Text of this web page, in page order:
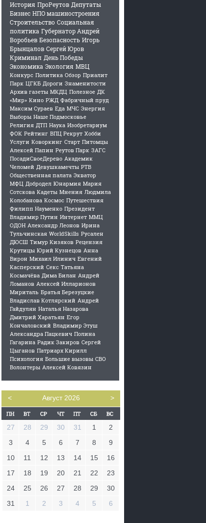
История ПроРеутов Депутаты
Бизнес НПО машиностроения
Строительство Социальная
политика Губернатор Андрей
Воробьев Безопасность Игорь
Брынцалов Сергей Юров
Криминал День Победы
Экономика Экология МВЦ
Конкурс Политика Обзор Приалит
Парк ЦГКБ Дороги Знаменитости
Архив газеты МКДЦ Полезное ДК
«Мир» Кино РЖД Фабричный пруд
Максим Сураев Еда МЧС Энергия
Выборы Наше Подмосковье
Религия ДТП Наука Изобретариум
ФОК Рейтинг ВПЦ Рекрут Хобби
Услуги Коворкинг Старт Питомцы
Алексей Папин Реутов Парк ЗАГС
ПосадиСвоеДерево Академик
Челомей Девушкамечты РТВ
Общественная палата Экватор
МФЦ Добродел Юнармия Мария
Сотскова Кадеты Мнения Людмила
Колобанова Космос Путешествия
Филипп Науменко Президент
Владимир Путин Интернет ММЦ
ОДОН Александр Леонов Ирина
Тульчинская WorldSkills Русален
ДЮСШ Тимур Кизяков Рецензия
Крутицы Юрий Кузнецов Анна
Вирон Михаил Илинич Евгений
Касперский Секс Татьяна
Космачёва Дима Билан Андрей
Ломанов Алексей Илларионов
Мириталь Братья Березуцкие
Владислав Котлярский Андрей
Гайдулян Наталья Назарова
Дмитрий Харатьян Егор
Кончаловский Владимир Этуш
Александра Пацкевич Полина
Гагарина Радик Закиров Сергей
Цыганов Патриарх Кирилл
Психология Большие вызовы СВО
Волонтеры Алексей Ковязин
< Август 2026 >
27 28 29 30 31 1
2
3
4 5 6 7 8
9
10
11 12 13 14 15
16
17
18 19 20 21 22
23
24
25 26 27 28 29
30
31
1 2 3 4 5 6